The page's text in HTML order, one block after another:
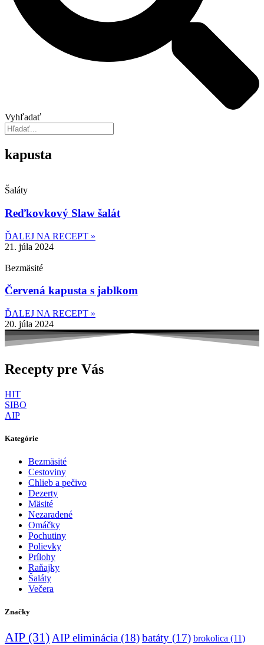
Vyhľadať
kapusta
Šaláty
Reďkovkový Slaw šalát
ĎALEJ NA RECEPT »
21. júla 2024
Bezmäsité
Červená kapusta s jablkom
ĎALEJ NA RECEPT »
20. júla 2024
Recepty pre Vás
HIT
SIBO
AIP
Kategórie
Bezmäsité
Cestoviny
Chlieb a pečivo
Dezerty
Mäsité
Nezaradené
Omáčky
Pochutiny
Polievky
Prílohy
Raňajky
Šaláty
Večera
Značky
AIP(31) AIP eliminácia (18)batáty (17) brokolica (11)